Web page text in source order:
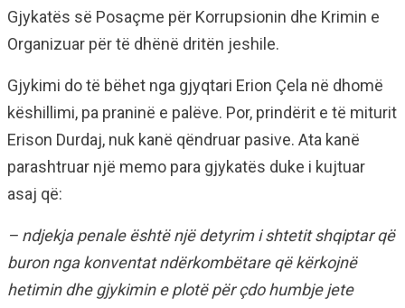
Gjykatës së Posaçme për Korrupsionin dhe Krimin e
Organizuar për të dhënë dritën jeshile.
Gjykimi do të bëhet nga gjyqtari Erion Çela në dhomë
këshillimi, pa praninë e palëve. Por, prindërit e të miturit
Erison Durdaj, nuk kanë qëndruar pasive. Ata kanë
parashtruar një memo para gjykatës duke i kujtuar
asaj që:
– ndjekja penale është një detyrim i shtetit shqiptar që
buron nga konventat ndërkombëtare që kërkojnë
hetimin dhe gjykimin e plotë për çdo humbje jete